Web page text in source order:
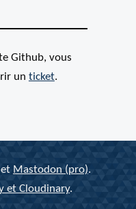
Github, vous
un ticket.
et Mastodon (pro).
et Cloudinary.